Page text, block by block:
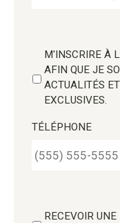
M'INSCRIRE À
AFIN QUE JE
ACTUALITÉS
EXCLUSIVES.
TÉLÉPHONE
RECEVOIR